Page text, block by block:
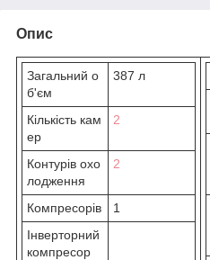
Опис
Загальний о
б'єм
387 л
Кількість кам
ер
2
Контурів охо
лодження
2
Компресорів
1
Інверторний
компресор